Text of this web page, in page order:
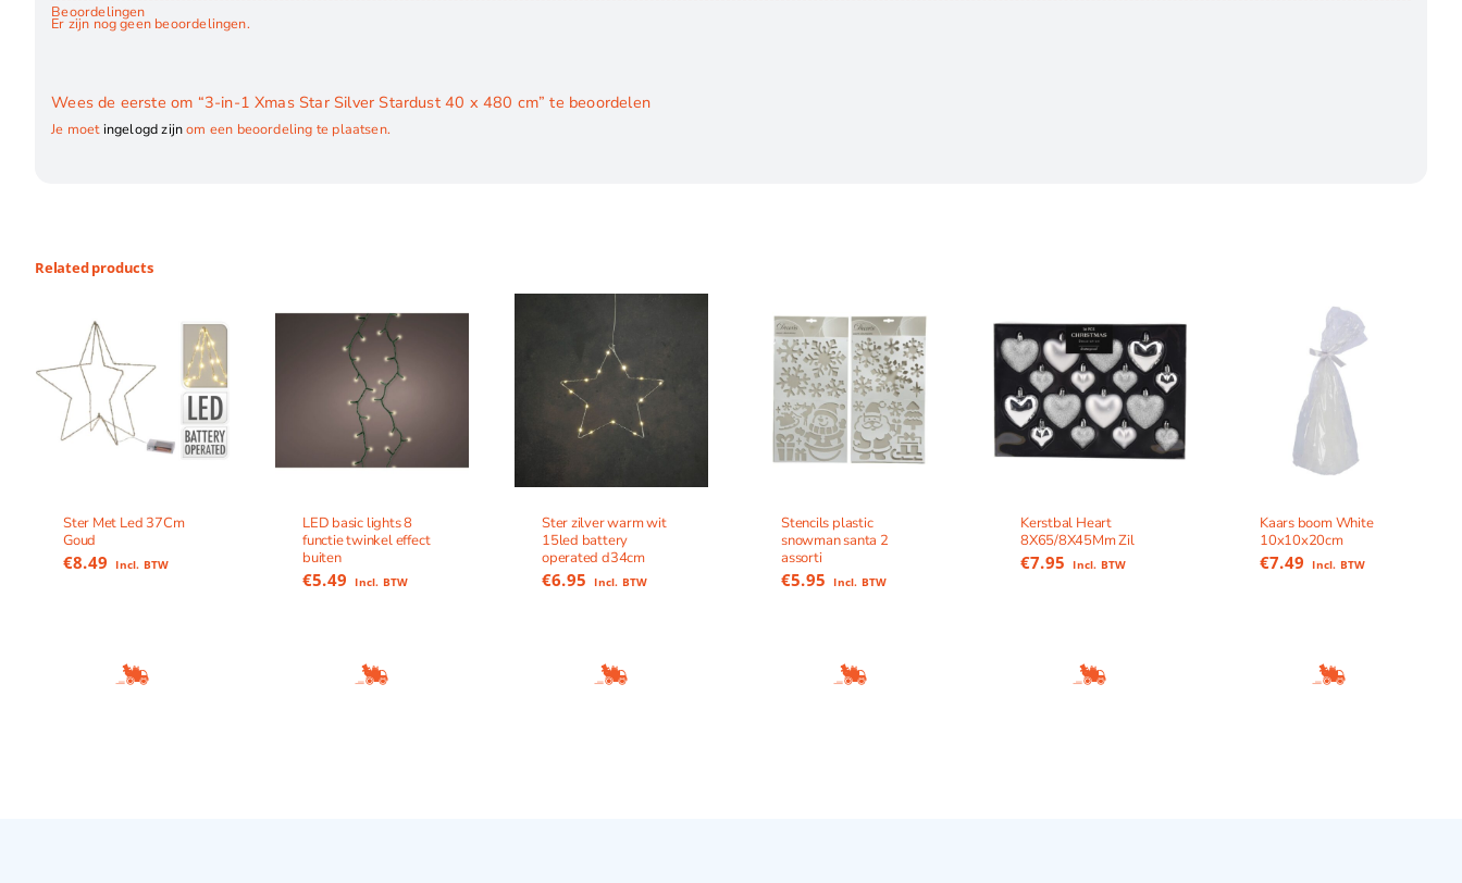
Beoordelingen
Er zijn nog geen beoordelingen.
Wees de eerste om “3-in-1 Xmas Star Silver Stardust 40 x 480 cm” te beoordelen
Je moetingelogd zijnom een beoordeling te plaatsen.
Related products
Ster Met Led 37Cm
Goud
€8.49 Incl. BTW
LED basic lights 8
functie twinkel effect
buiten
€5.49 Incl. BTW
Ster zilver warm wit
15led battery
operated d34cm
€6.95 Incl. BTW
Stencils plastic
snowman santa 2
assorti
€5.95 Incl. BTW
Kerstbal Heart
8X65/8X45Mm Zil
€7.95 Incl. BTW
Kaars boom White
10x10x20cm
€7.49 Incl. BTW